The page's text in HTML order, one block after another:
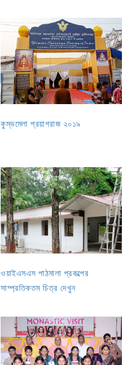
কুম্ভমেলা প্রয়াগরাজ ২০১৯
ওয়াইএসএস পাঠমালা প্রকল্পের
সাম্প্রতিকতম চিত্র দেখুন